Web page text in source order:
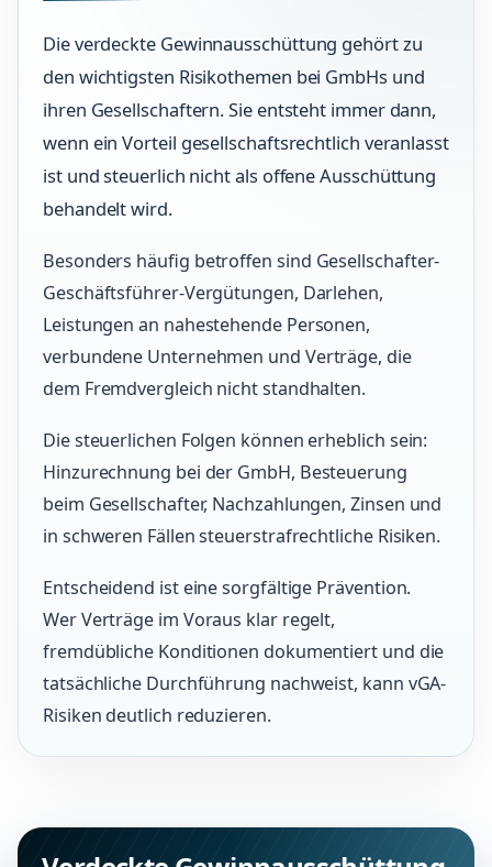
Die verdeckte Gewinnausschüttung gehört zu
den wichtigsten Risikothemen bei GmbHs und
ihren Gesellschaftern. Sie entsteht immer dann,
wenn ein Vorteil gesellschaftsrechtlich veranlasst
ist und steuerlich nicht als offene Ausschüttung
behandelt wird.
Besonders häufig betroffen sind Gesellschafter-
Geschäftsführer-Vergütungen, Darlehen,
Leistungen an nahestehende Personen,
verbundene Unternehmen und Verträge, die
dem Fremdvergleich nicht standhalten.
Die steuerlichen Folgen können erheblich sein:
Hinzurechnung bei der GmbH, Besteuerung
beim Gesellschafter, Nachzahlungen, Zinsen und
in schweren Fällen steuerstrafrechtliche Risiken.
Entscheidend ist eine sorgfältige Prävention.
Wer Verträge im Voraus klar regelt,
fremdübliche Konditionen dokumentiert und die
tatsächliche Durchführung nachweist, kann vGA-
Risiken deutlich reduzieren.